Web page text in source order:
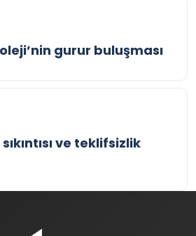
gurur buluşması
ve teklifsizlik